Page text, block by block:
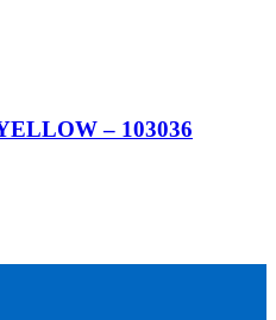
– 103036